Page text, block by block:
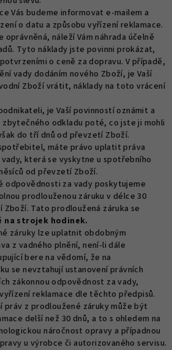
Vás budeme informovat e-mailem a
o datu a způsobu vyřízení reklamace.
oprávněná, náleží Vám náhrada účelně
Tyto náklady jste povinni prokázat,
o ceně za dopravu. V případě,
vady dodáním nového Zboží, je Vaší
Zboží vrátit, náklady na toto vrácení
je Vaší povinností oznámit a
odkladu poté, co jste ji mohli
do tří dnů od převzetí Zboží.
máte právo uplatit práva
vady, která se vyskytne u spotřebního
od převzetí Zboží.
odpovědnosti za vady poskytujeme
prodlouženou záruku v délce 30
Tato prodloužená záruka se
na strojek hodinek.
záruky lze uplatnit obdobným
z vadného plnění, není-li dále
bere na vědomí, že na
se nevztahují ustanovení právních
zákonnou odpovědnost za vady,
reklamace dle těchto předpisů.
práv z prodloužené záruky může být
delší než 30 dnů, a to s ohledem na
náročnost opravy a případnou
u výrobce či autorizovaného servisu.